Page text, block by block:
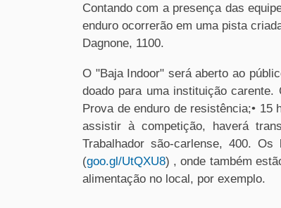
Contando com a presença das
enduro ocorrerão em uma pista
Dagnone, 1100.
O "Baja Indoor" será aberto ao
doado para uma instituição carente.
Prova de enduro de resistência;•
assistir à competição, haverá
Trabalhador são-carlense, 400.
(goo.gl/UtQXU8) , onde também
alimentação no local, por exemplo.